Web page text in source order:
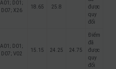
A01; D01;
D07; X26
18.65 25.8
được
quy
đổi
A01; D01;
D07; V02
15.15 24.25 24.75
Điểm
đã
được
quy
đổi